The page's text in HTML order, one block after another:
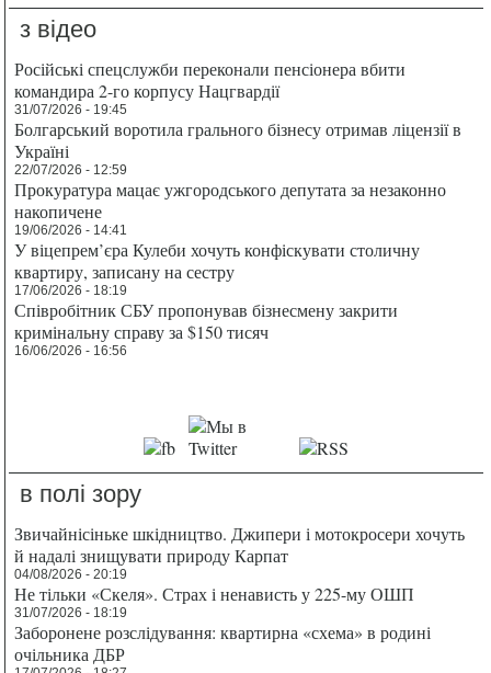
з відео
Російські спецслужби переконали пенсіонера вбити
командира 2-го корпусу Нацгвардії
31/07/2026 - 19:45
Болгарський воротила грального бізнесу отримав ліцензії в
Україні
22/07/2026 - 12:59
Прокуратура мацає ужгородського депутата за незаконно
накопичене
19/06/2026 - 14:41
У віцепрем’єра Кулеби хочуть конфіскувати столичну
квартиру, записану на сестру
17/06/2026 - 18:19
Співробітник СБУ пропонував бізнесмену закрити
кримінальну справу за $150 тисяч
16/06/2026 - 16:56
в полі зору
Звичайнісіньке шкідництво. Джипери і мотокросери хочуть
й надалі знищувати природу Карпат
04/08/2026 - 20:19
Не тільки «Скеля». Страх і ненависть у 225-му ОШП
31/07/2026 - 18:19
Заборонене розслідування: квартирна «схема» в родині
очільника ДБР